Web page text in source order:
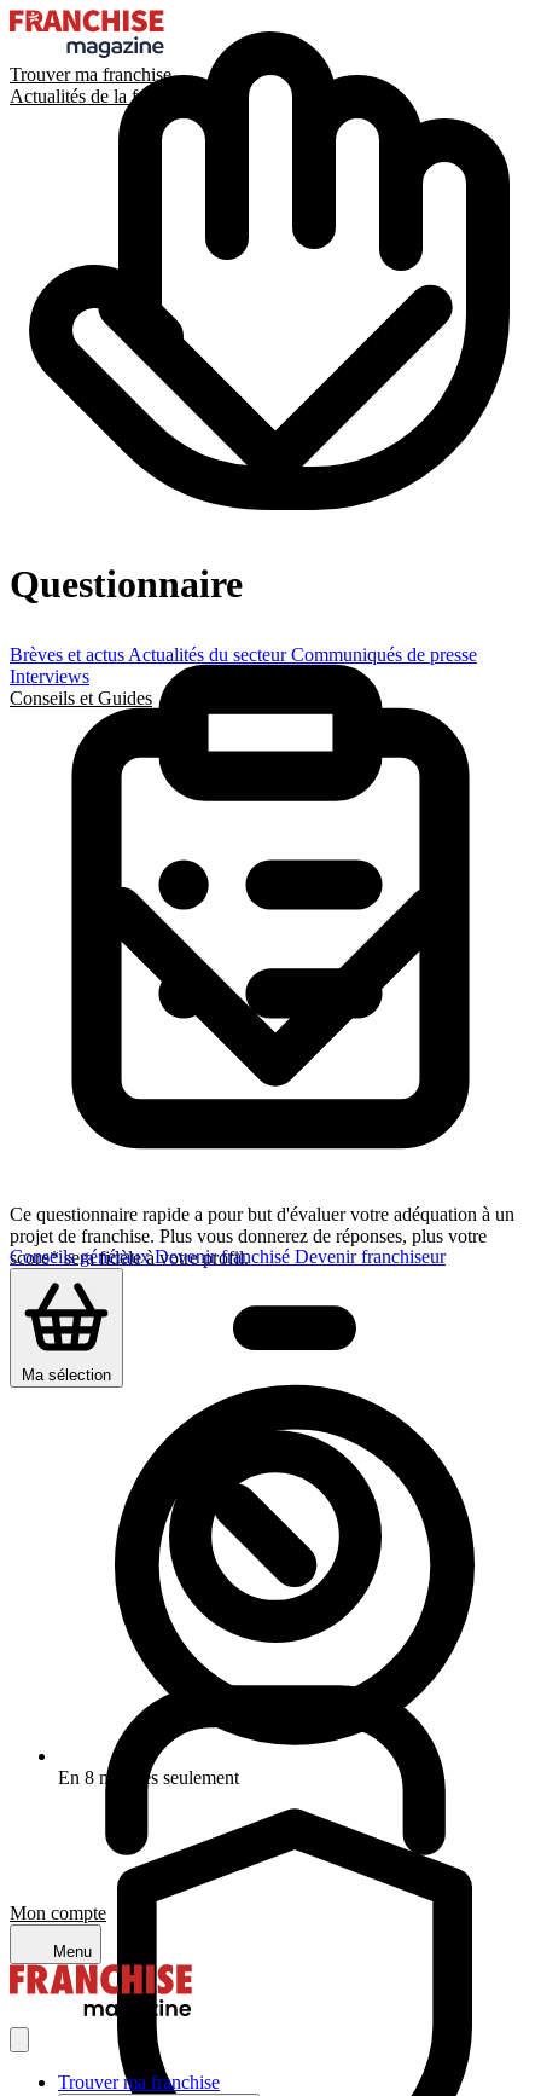
Trouver ma franchise
Actualités de la franchise
Brèves et actus Actualités du secteurCommuniqués de presse
Interviews
Conseils et Guides
Conseils générauxDevenir franchisé Devenir franchiseur
Ma sélection
Mon compte
Menu
Trouver ma franchise
Questionnaire
Ce questionnaire rapide a pour but d'évaluer votre adéquation à un
projet de franchise. Plus vous donnerez de réponses, plus votre
score* sera fidèle à votre profil.
En 8 minutes seulement